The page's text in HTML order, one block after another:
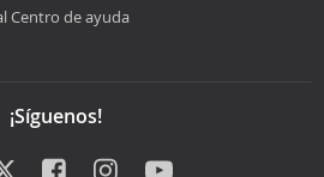
Centro de ayuda
¡Síguenos!